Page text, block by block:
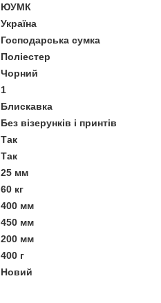
ЮУМК
Україна
Господарська сумка
Поліестер
Чорний
1
Блискавка
Без візерунків і принтів
Так
Так
25 мм
60 кг
400 мм
450 мм
200 мм
400 г
Новий